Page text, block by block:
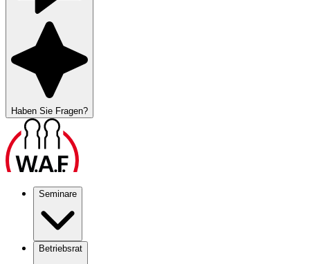
Haben Sie Fragen?
Seminare
Betriebsrat